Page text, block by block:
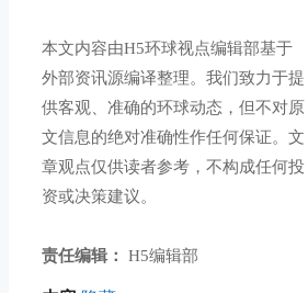
本文内容由H5环球视点编辑部基于
外部资讯源编译整理。我们致力于提
供客观、准确的环球动态，但不对原
文信息的绝对准确性作任何保证。文
章观点仅供读者参考，不构成任何投
资或决策建议。
责任编辑： H5编辑部